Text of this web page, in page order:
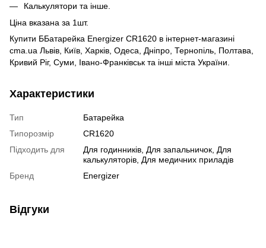
Калькулятори та інше.
Ціна вказана за 1шт.
Купити ББатарейка Energizer CR1620 в інтернет-магазині
cma.ua Львів, Київ, Харків, Одеса, Дніпро, Тернопіль, Полтава,
Кривий Ріг, Суми, Івано-Франківськ та інші міста України.
Характеристики
Тип
Батарейка
Типорозмір
CR1620
Підходить для
Для годинників, Для запальничок, Для
калькуляторів, Для медичних приладів
Бренд
Energizer
Відгуки